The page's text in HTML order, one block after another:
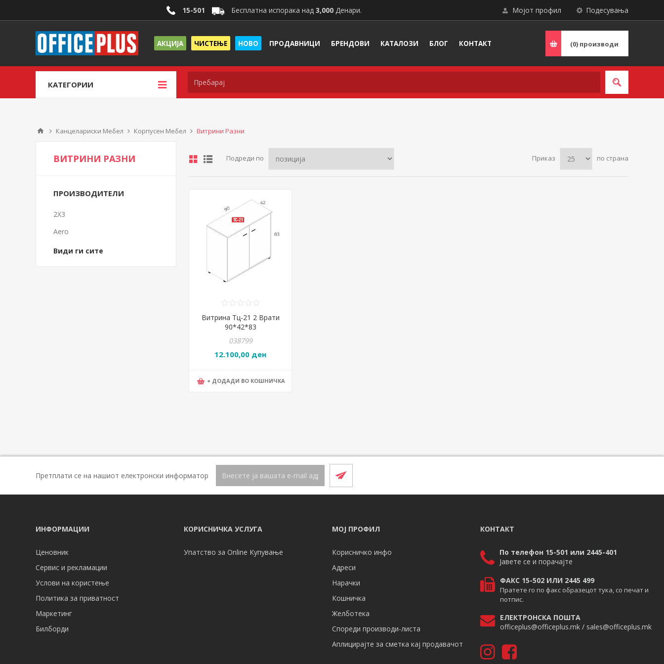
Подесувања
Мојот профил
15-501 Бесплатна испорака над 3,000 Денари.
АКЦИЈА ЧИСТЕЊЕ НОВО ПРОДАВНИЦИ БРЕНДОВИ КАТАЛОЗИ БЛОГ КОНТАКТ (0) производи
КАТЕГОРИИ
Канцелариски Мебел Корпусен Мебел Витрини Разни
Подреди по Приказ по страна
Витрина Тц-21 2 Врати
90*42*83
038799
12.100,00 ден
+ ДОДАДИ ВО КОШНИЧКА
ВИТРИНИ РАЗНИ
ПРОИЗВОДИТЕЛИ
2X3
Aero
Види ги сите
Претплати се на нашиот електронски информатор
ИНФОРМАЦИИ
Ценовник
Сервис и рекламации
Услови на користење
Политика за приватност
Маркетинг
Билборди
КОРИСНИЧКА УСЛУГА
Упатство за Online Купување
МОЈ ПРОФИЛ
Корисничко инфо
Адреси
Нарачки
Кошничка
Желботека
Спореди производи-листа
Аплицирајте за сметка кај продавачот
КОНТАКТ
По телефон 15-501 или 2445-401
Јавете се и порачајте
ФАКС 15-502 ИЛИ 2445 499
Пратете го по факс образецот тука, со печат и
потпис.
ЕЛЕКТРОНСКА ПОШТА
officeplus@officeplus.mk / sales@officeplus.mk